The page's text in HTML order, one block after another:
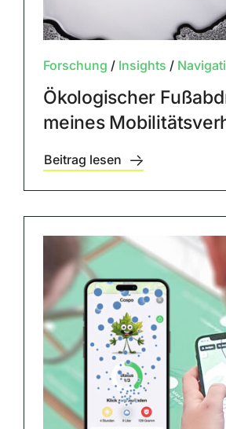
Forschung / Insights /
Ökologischer
meines
Beitrag lesen